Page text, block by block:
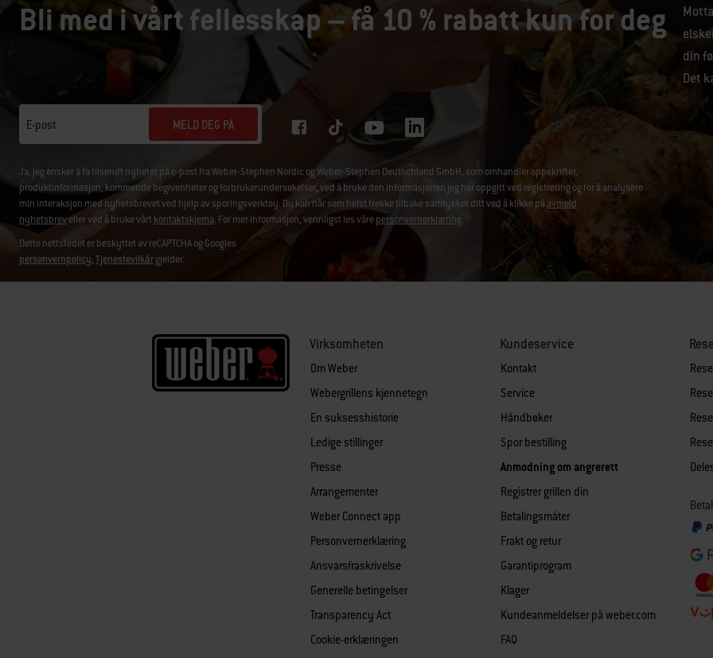
Bli med i vårt fellesskap – få 10 % rabatt kun for deg
din
Det
E-post MELD DEG PÅ
Ja, jeg ønsker å få tilsendt nyheter på e-post fra Weber-Stephen Nordic og Weber-Stephen Deutschland GmbH, som omhandler oppskrifter,
produktinformasjon, kommende begivenheter og forbrukerundersøkelser, ved å bruke den informasjonen jeg har oppgitt ved registrering og for å analysere
min interaksjon med nyhetsbrevet ved hjelp av sporingsverktøy. Du kan når som helst trekke tilbake samtykket ditt ved å klikke påavmeld
nyhetsbreveller ved å bruke vårtkontaktskjema. For mer informasjon, vennligst les vårepersonvernerklæring.
Dette nettstedet er beskyttet av reCAPTCHA og Googles
personvernpolicy.Tjenestevilkårgjelder.
Virksomheten
Om Weber
Webergrillens kjennetegn
En suksesshistorie
Ledige stillinger
Presse
Arrangementer
Weber Connect app
Personvernerklæring
Ansvarsfraskrivelse
Generelle betingelser
Transparency Act
Cookie-erklæringen
Kundeservice
Kontakt
Service
Håndbøker
Spor bestilling
Anmodning om angrerett
Registrer grillen din
Betalingsmåter
Frakt og retur
Garantiprogram
Klager
Kundeanmeldelser på weber.com
FAQ